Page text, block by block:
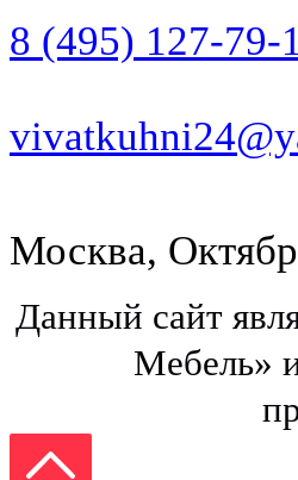
8 (495) 127-79-
Москва,
Данный сайт
Мебель»